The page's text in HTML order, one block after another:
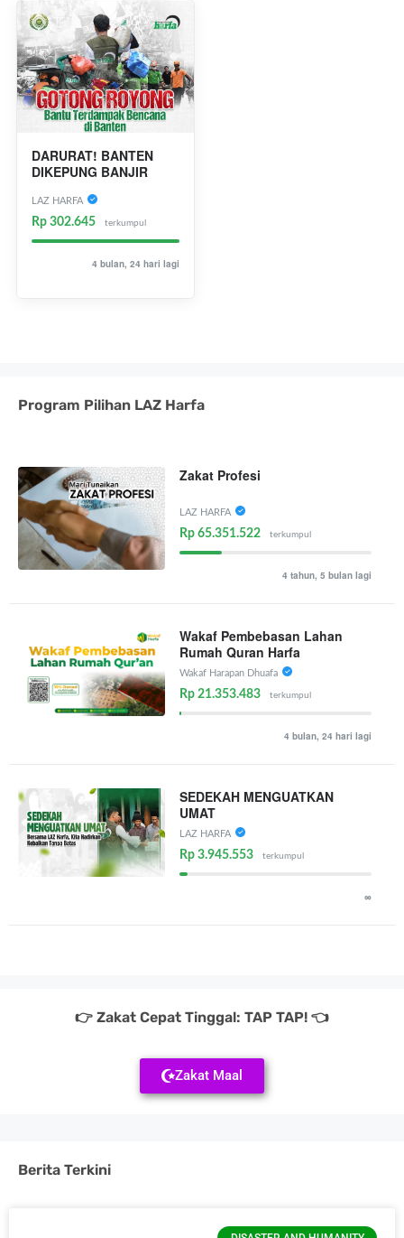
DARURAT! BANTEN
DIKEPUNG BANJIR
LAZ HARFA
Rp 302.645 terkumpul
4 bulan, 24 hari lagi
Program Pilihan LAZ Harfa
Zakat Profesi
LAZ HARFA
Rp 65.351.522 terkumpul
4 tahun, 5 bulan lagi
Wakaf Pembebasan Lahan
Rumah Quran Harfa
Wakaf Harapan Dhuafa
Rp 21.353.483 terkumpul
4 bulan, 24 hari lagi
SEDEKAH MENGUATKAN
UMAT
LAZ HARFA
Rp 3.945.553 terkumpul
∞
👉 Zakat Cepat Tinggal: TAP TAP! 👈
Zakat Maal
Berita Terkini